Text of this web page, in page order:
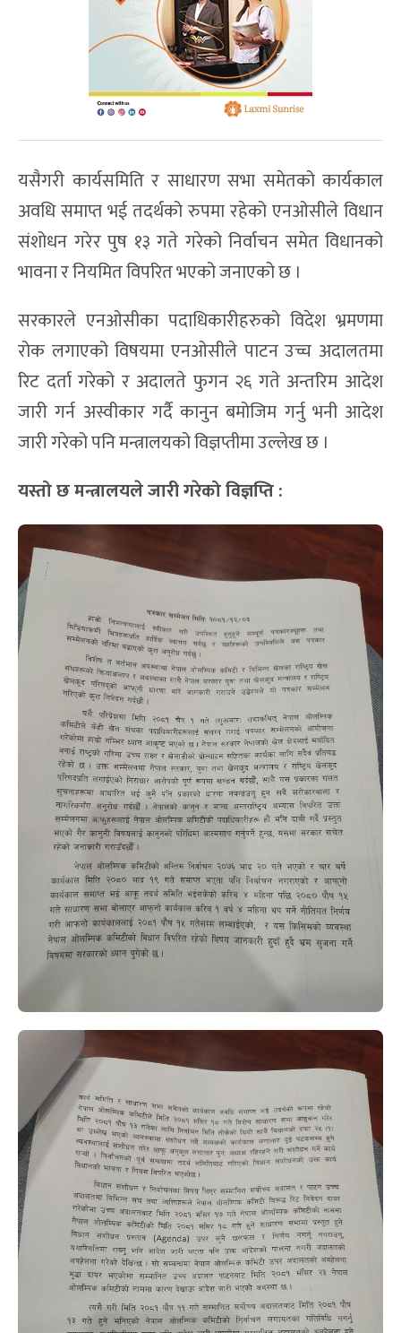
यसैगरी कार्यसमिति र साधारण सभा समेतको कार्यकाल
अवधि समाप्त भई तदर्थको रुपमा रहेको एनओसीले विधान
संशोधन गरेर पुष १३ गते गरेको निर्वाचन समेत विधानको
भावना र नियमित विपरित भएको जनाएको छ ।
सरकारले एनओसीका पदाधिकारीहरुको विदेश भ्रमणमा
रोक लगाएको विषयमा एनओसीले पाटन उच्च अदालतमा
रिट दर्ता गरेको र अदालते फुगन २६ गते अन्तरिम आदेश
जारी गर्न अस्वीकार गर्दै कानुन बमोजिम गर्नु भनी आदेश
जारी गरेको पनि मन्त्रालयको विज्ञप्तीमा उल्लेख छ ।
यस्तो छ मन्त्रालयले जारी गरेको विज्ञप्ति :